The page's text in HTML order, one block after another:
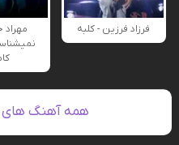
فرزاد فرزین - کلبه
مهراد
همه آهنگ های